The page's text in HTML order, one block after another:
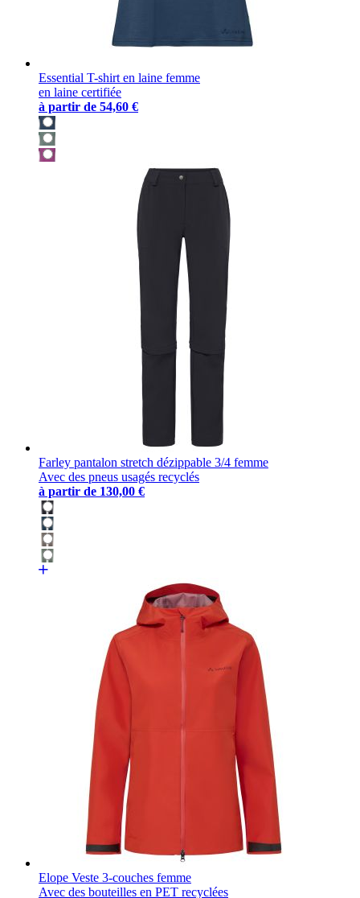
Essential T-shirt en laine femme
en laine certifiée
à partir de 54,60 €
Farley pantalon stretch dézippable 3/4 femme
Avec des pneus usagés recyclés
à partir de 130,00 €
Elope Veste 3-couches femme
Avec des bouteilles en PET recyclées